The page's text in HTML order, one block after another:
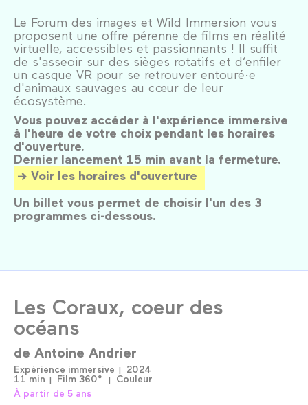
Le Forum des images et Wild Immersion vous
proposent une offre pérenne de films en réalité
virtuelle, accessibles et passionnants ! Il suffit
de s'asseoir sur des sièges rotatifs et d’enfiler
un casque VR pour se retrouver entouré·e
d'animaux sauvages au cœur de leur
écosystème.
Vous pouvez accéder à l'expérience immersive
à l'heure de votre choix pendant les horaires
d'ouverture.
Dernier lancement 15 min avant la fermeture.
Voir les horaires d'ouverture
Un billet vous permet de choisir l'un des 3
programmes ci-dessous.
Les Coraux, coeur des
océans
de Antoine Andrier
Expérience immersive
2024
11 min
Film 360°
Couleur
À partir de 5 ans